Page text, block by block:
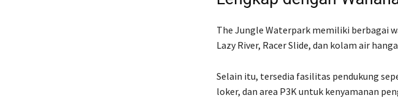
The Jungle Waterpark memiliki berbagai
Lazy River, Racer Slide, dan kolam air
Selain itu, tersedia fasilitas pendukung
loker, dan area P3K untuk kenyamanan